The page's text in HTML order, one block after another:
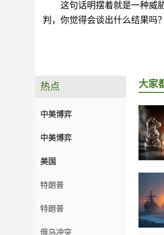
这句话明摆着就是一种威
判，你觉得会谈出什么结果吗？
热点
中美博弈
中美博弈
美国
特朗普
特朗普
俄乌冲突
大家